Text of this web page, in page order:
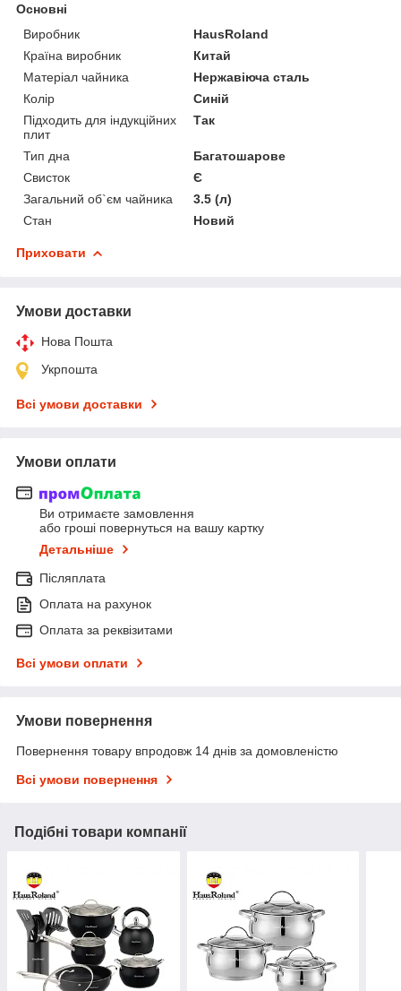
Основні
Виробник
HausRoland
Країна виробник
Китай
Матеріал чайника
Нержавіюча сталь
Колір
Синій
Підходить для індукційних
плит
Так
Тип дна
Багатошарове
Свисток
Є
Загальний об`єм чайника
3.5 (л)
Стан
Новий
Приховати
Умови доставки
Нова Пошта
Укрпошта
Всі умови доставки
Умови оплати
Ви отримаєте замовлення
або гроші повернуться на вашу картку
Детальніше
Післяплата
Оплата на рахунок
Оплата за реквізитами
Всі умови оплати
Умови повернення
Повернення товару впродовж 14 днів за домовленістю
Всі умови повернення
Подібні товари компанії